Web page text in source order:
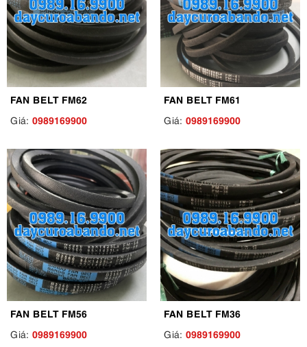
FAN BELT FM62
Giá: 0989169900
FAN BELT FM61
Giá: 0989169900
FAN BELT FM56
Giá: 0989169900
FAN BELT FM36
Giá: 0989169900